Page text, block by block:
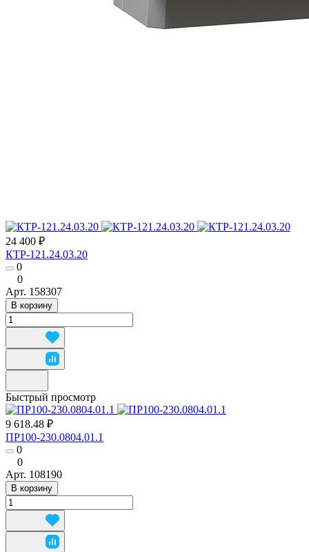
24 400 ₽
КТР-121.24.03.20
0
0
Арт. 158307
В корзину
Быстрый просмотр
9 618.48 ₽
ПР100-230.0804.01.1
0
0
Арт. 108190
В корзину